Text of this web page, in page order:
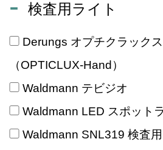
検査用ライト
Derungs オプチクラック
（OPTICLUX-Hand）
Waldmann テビジオ
Waldmann LED スポット
Waldmann SNL319 検査用